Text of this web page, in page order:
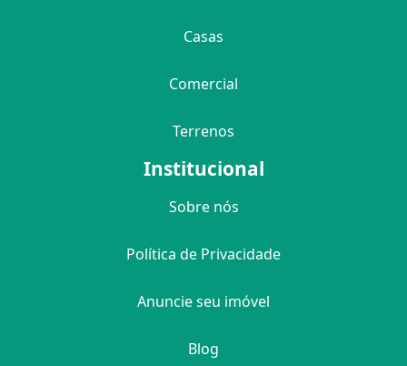
Casas
Comercial
Terrenos
Institucional
Sobre nós
Política de Privacidade
Anuncie seu imóvel
Blog